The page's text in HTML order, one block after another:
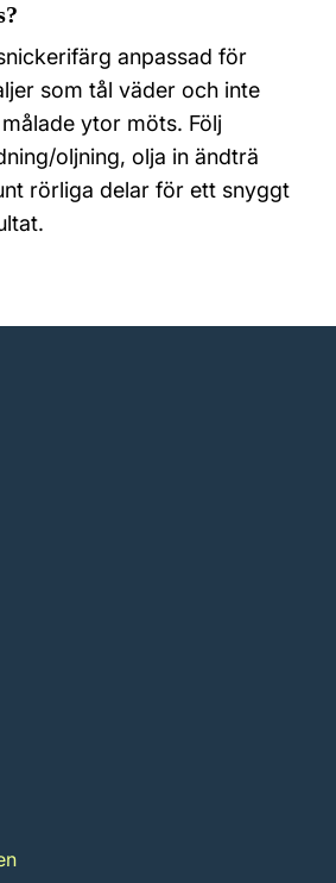
anpassad för
som tål väder och inte
ytor möts. Följ
oljning, olja in ändträ
rörliga delar för ett snyggt